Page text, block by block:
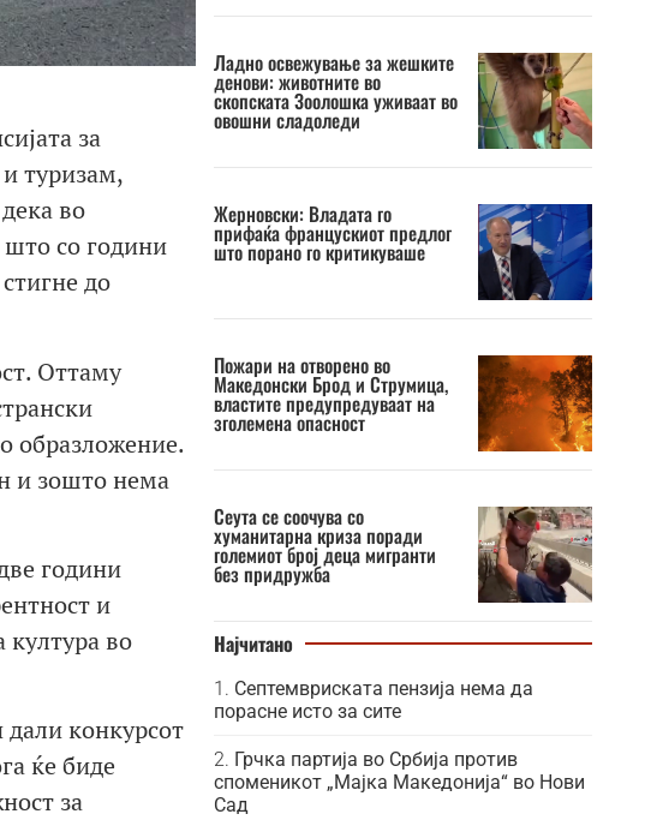
за
туризам,
во
што со години
до
Оттаму
образложение.
и зошто нема
години
и
култура во
конкурсот
ќе биде
за
Ладно освежување за жешките
денови: животните во
скопската Зоолошка уживаат во
овошни сладоледи
Жерновски: Владата го
прифаќа францускиот предлог
што порано го критикуваше
Пожари на отворено во
Македонски Брод и Струмица,
властите предупредуваат на
зголемена опасност
Сеута се соочува со
хуманитарна криза поради
големиот број деца мигранти
без придружба
Најчитано
Септемвриската пензија нема да
порасне исто за сите
Грчка партија во Србија против
споменикот „Мајка Македонија“ во Нови
Сад